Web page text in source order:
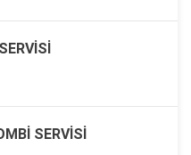
SERVISI